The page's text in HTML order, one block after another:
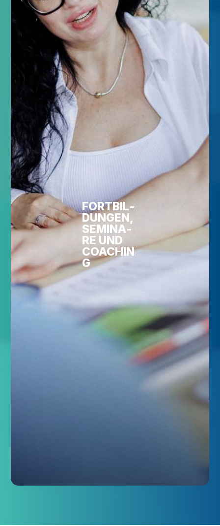
FORT­BIL­
DUN­GEN,
SEMI­NA­
RE UND
COACHIN
G